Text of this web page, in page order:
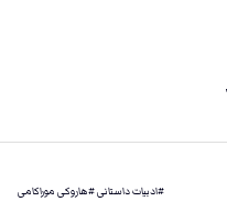
#ادبیات داستانی#هاروکی موراکامی